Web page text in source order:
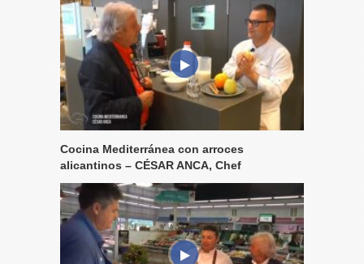
Cocina Mediterránea con arroces
alicantinos – CÉSAR ANCA, Chef